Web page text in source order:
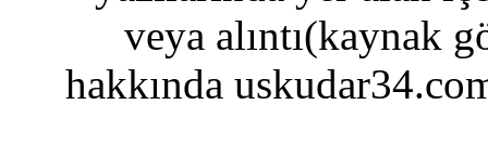
veya alıntı(kaynak
hakkında